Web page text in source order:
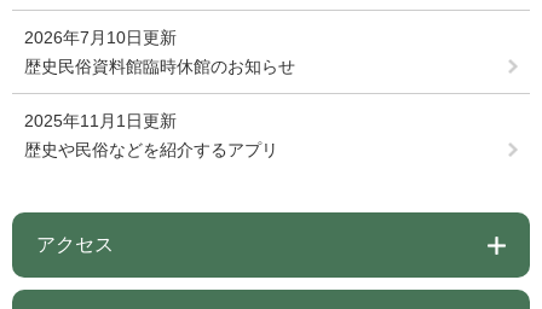
2026年7月10日更新
歴史民俗資料館臨時休館のお知らせ
2025年11月1日更新
歴史や民俗などを紹介するアプリ
アクセス